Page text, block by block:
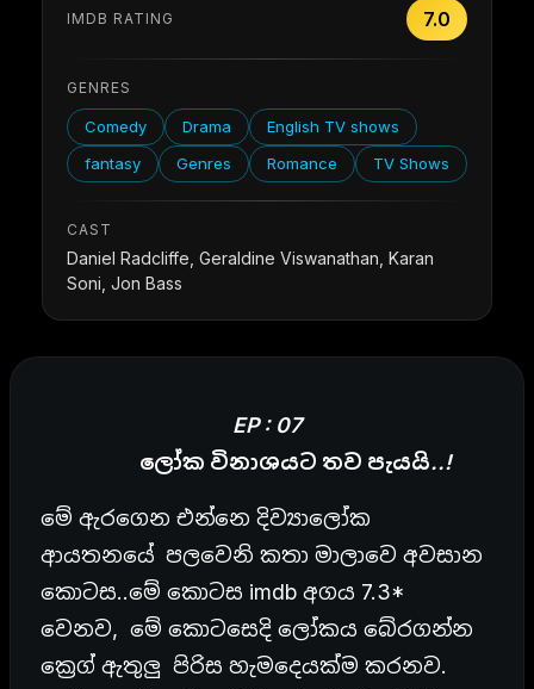
IMDB RATING 7.0
GENRES
Comedy Drama
English TV shows
fantasy
Genres Romance TV Shows
CAST
Daniel Radcliffe, Geraldine Viswanathan, Karan
Soni, Jon Bass
EP : 07
ලෝක විනාශයට තව පැයයි..!
මේ ඇරගෙන එන්නෙ දිව්‍යාලෝක
ආයතනයේ පලවෙනි කතා මාලාවෙ අවසාන
කොටස..මේ කොටස imdb අගය 7.3*
වෙනව, මේ කොටසෙදි ලෝකය බේරගන්න
ක්‍රෙග් ඇතුලු පිරිස හැමදෙයක්ම කරනව.